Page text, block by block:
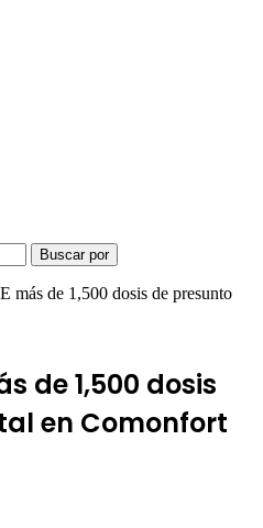
Buscar por
más de 1,500 dosis de presunto
de 1,500 dosis
en Comonfort